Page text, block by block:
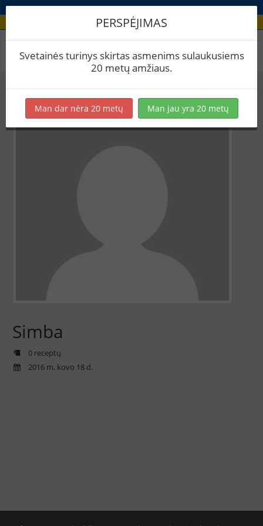
Aludario paskyra
Simba
0 receptų
2016 m. kovo 18 d.
PERSPĖJIMAS
Svetainės turinys skirtas asmenims sulaukusiems
20 metų amžiaus.
Man dar nėra 20 metų Man jau yra 20 metų